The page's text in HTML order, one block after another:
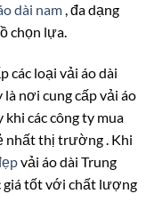
dài nam , đa dạng
chọn lựa.
các loại vải áo dài
nơi cung cấp vải áo
các công ty mua
nhất thị trường . Khi
vải áo dài Trung
giá tốt với chất lượng